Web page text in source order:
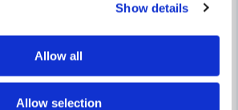
Show details
Allow all
Allow selection